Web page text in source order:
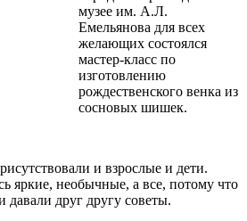
музее им. А.Л.
Емельянова для всех
желающих состоялся
мастер-класс по
изготовлению
рождественского венка из
сосновых шишек.
и взрослые и дети.
яркие, необычные, а все, потому что
давали друг другу советы.